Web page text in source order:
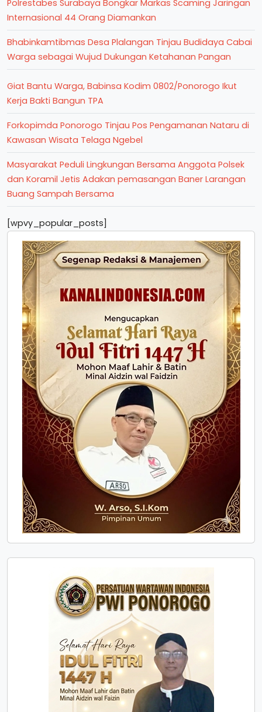
Polrestabes Surabaya Bongkar Markas Scaming Jaringan
Internasional 44 Orang Diamankan
Bhabinkamtibmas Desa Plalangan Tinjau Budidaya Cabai
Warga sebagai Wujud Dukungan Ketahanan Pangan
Giat Bantu Warga, Babinsa Kodim 0802/Ponorogo Ikut
Kerja Bakti Bangun TPA
Forkopimda Ponorogo Tinjau Pos Pengamanan Nataru di
Kawasan Wisata Telaga Ngebel
Masyarakat Peduli Lingkungan Bersama Anggota Polsek
dan Koramil Jetis Adakan pemasangan Baner Larangan
Buang Sampah Bersama
[wpvy_popular_posts]